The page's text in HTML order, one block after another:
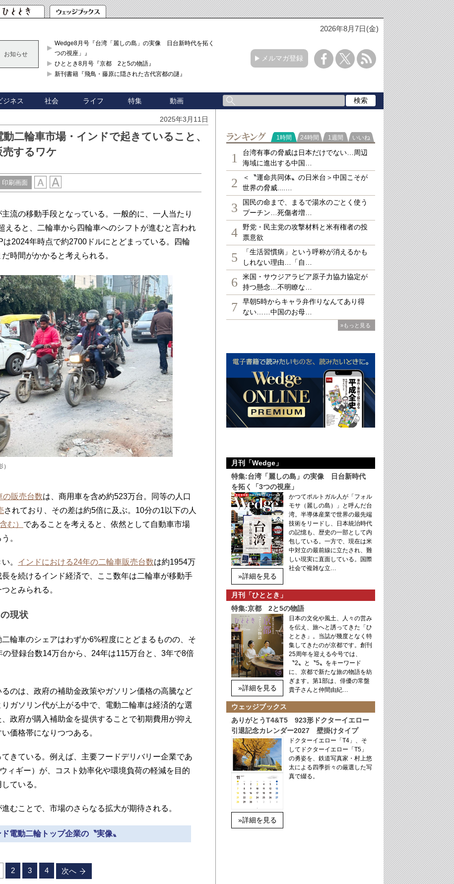
2026年8月7日(金)
お知らせ
Wedge8月号『台湾「麗しの島」の実像 日台新時代を拓く「3
つの視座」』
ひととき8月号『京都 2と5の物語』
新刊書籍『飛鳥・藤原に隠された古代宮都の謎』
メルマガ登録
ジネス 社会 ライフ 特集 動画
2025年3月11日
二輪車市場・インドで起きていること、
売するワケ
印刷画面
流の移動手段となっている。一般的に、一人当たり
えると、二輪車から四輪車へのシフトが進むと言われ
2024年時点で約2700ドルにとどまっている。四輪
時間がかかると考えられる。
の販売台数は、商用車を含め約523万台。同等の人口
されており、その差は約5倍に及ぶ。10分の1以下の人
む） であることを考えると、依然として自動車市場
。
。 インドにおける24年の二輪車販売台数は約1954万
を続けるインド経済で、ここ数年は二輪車が移動手
とみられる。
現状
輪車のシェアはわずか6%程度にとどまるものの、そ
登録台数14万台から、24年は115万台と、3年で8倍
のは、政府の補助金政策やガソリン価格の高騰など
ガソリン代が上がる中で、電動二輪車は経済的な選
政府が購入補助金を提供することで初期費用が抑え
価格帯になりつつある。
きている。例えば、主要フードデリバリー企業であ
ィギー）が、コスト効率化や環境負荷の軽減を目的
ている。
むことで、市場のさらなる拡大が期待される。
電動二輪トップ企業の〝実像〟
2 3 4 次へ
ランキング
1時間 24時間 1週間 いいね
1
台湾有事の脅威は日本だけでない…周辺
海域に進出する中国…
2
＜〝運命共同体〟の日米台＞中国こそが
世界の脅威....…
3
国民の命まで、まるで湯水のごとく使う
プーチン…死傷者増…
4
野党・民主党の攻撃材料と米有権者の投
票意欲
5
「生活習慣病」という呼称が消えるかも
しれない理由…「自…
6
米国・サウジアラビア原子力協力協定が
持つ懸念…不明瞭な…
7
早朝5時からキャラ弁作りなんてあり得
ない……中国のお母…
»もっと見る
月刊「Wedge」
特集:台湾「麗しの島」の実像 日台新時代
を拓く「3つの視座」
»詳細を見る
かつてポルトガル人が「フォル
モサ（麗しの島）」と呼んだ台
湾。半導体産業で世界の最先端
技術をリードし、日本統治時代
の記憶も、歴史の一部として内
包している。一方で、現在は米
中対立の最前線に立たされ、難
しい現実に直面している。国際
社会で複雑な立…
月刊「ひととき」
特集:京都 2と5の物語
»詳細を見る
日本の文化や風土、人々の営み
を伝え、旅へと誘ってきた「ひ
ととき」。当誌が幾度となく特
集してきたのが京都です。創刊
25周年を迎える今号では、
〝2〟と〝5〟をキーワード
に、京都で新たな旅の物語を紡
ぎます。第1部は、俳優の常盤
貴子さんと仲間由紀…
ウェッジブックス
ありがとうT4&T5 923形ドクターイエロー
引退記念カレンダー2027 壁掛けタイプ
»詳細を見る
ドクターイエロー「T4」、そ
してドクターイエロー「T5」
の勇姿を、鉄道写真家・村上悠
太による四季折々の厳選した写
真で綴る。